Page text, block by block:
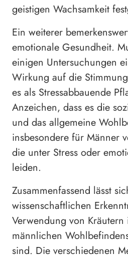
geistigen Wachsamkeit
Ein weiterer
emotionale Gesundheit.
einigen Untersuchungen
Wirkung auf die
es als Stressabbauende
Anzeichen, dass es die
und das allgemeine
insbesondere für Männer
die unter Stress oder
leiden.
Zusammenfassend lässt
wissenschaftlichen
Verwendung von Kräutern
männlichen
sind. Die verschiedenen